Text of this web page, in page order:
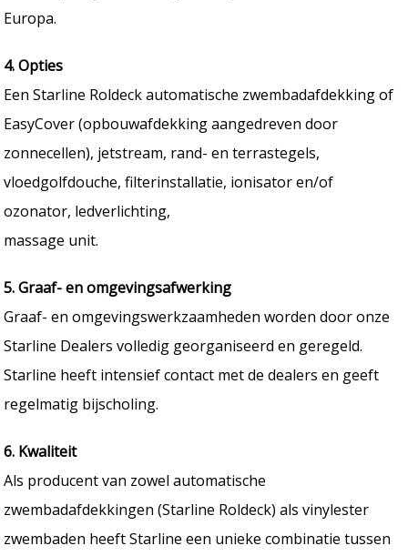
Europa.
4. Opties
Een Starline Roldeck automatische zwembadafdekking of
EasyCover (opbouwafdekking aangedreven door
zonnecellen), jetstream, rand- en terrastegels,
vloedgolfdouche, filterinstallatie, ionisator en/of
ozonator, ledverlichting,
massage unit.
5. Graaf- en omgevingsafwerking
Graaf- en omgevingswerkzaamheden worden door onze
Starline Dealers volledig georganiseerd en geregeld.
Starline heeft intensief contact met de dealers en geeft
regelmatig bijscholing.
6. Kwaliteit
Als producent van zowel automatische
zwembadafdekkingen (Starline Roldeck) als vinylester
zwembaden heeft Starline een unieke combinatie tussen